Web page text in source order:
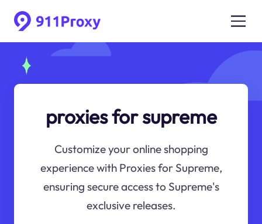
proxies for supreme
Customize your online shopping
experience with Proxies for Supreme,
ensuring secure access to Supreme's
exclusive releases.